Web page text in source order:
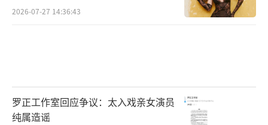
2026-07-27 14:36:43
罗正工作室回应争议：太入戏亲女演员
纯属造谣